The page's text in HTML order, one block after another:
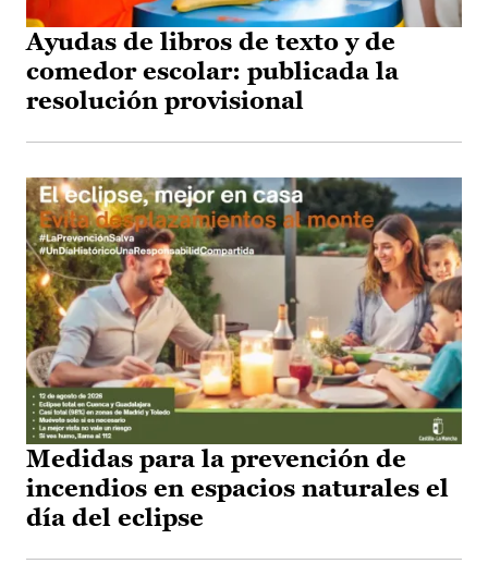
Ayudas de libros de texto y de
comedor escolar: publicada la
resolución provisional
Medidas para la prevención de
incendios en espacios naturales el
día del eclipse